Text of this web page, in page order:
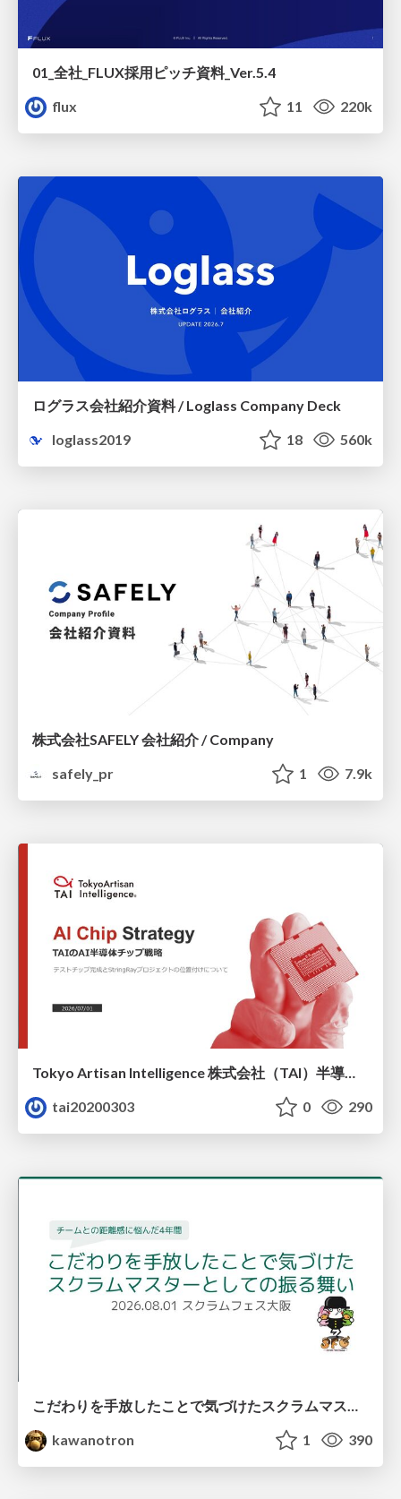
01_全社_FLUX採用ピッチ資料_Ver.5.4
flux
11 220k
ログラス会社紹介資料 / Loglass Company Deck
loglass2019
18 560k
株式会社SAFELY 会社紹介 / Company
safely_pr
1 7.9k
Tokyo Artisan Intelligence 株式会社（TAI）半導体戦略_最新版
tai20200303
0 290
こだわりを手放したことで気づけたスクラムマスターとしての振る舞い
kawanotron
1 390